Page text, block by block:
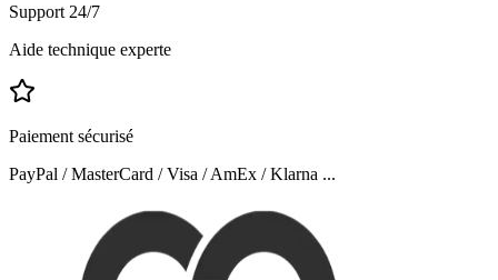
Support 24/7
Aide technique experte
Paiement sécurisé
PayPal / MasterCard / Visa / AmEx / Klarna ...